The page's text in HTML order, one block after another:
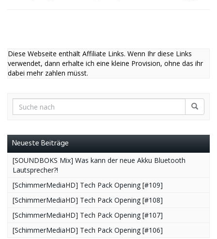
Diese Webseite enthält Affiliate Links. Wenn Ihr diese Links
verwendet, dann erhalte ich eine kleine Provision, ohne das ihr
dabei mehr zahlen müsst.
Neueste Beiträge
[SOUNDBOKS Mix] Was kann der neue Akku Bluetooth
Lautsprecher?!
[SchimmerMediaHD] Tech Pack Opening [#109]
[SchimmerMediaHD] Tech Pack Opening [#108]
[SchimmerMediaHD] Tech Pack Opening [#107]
[SchimmerMediaHD] Tech Pack Opening [#106]